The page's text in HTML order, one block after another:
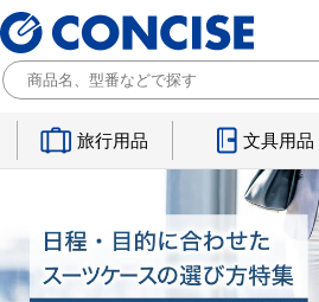
旅行用品 文具用品